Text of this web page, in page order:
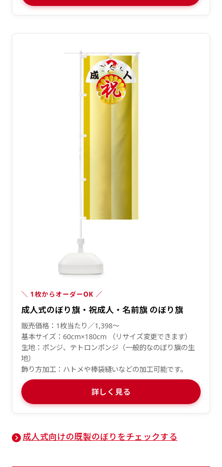
＼ 1枚からオーダーOK ／
成人式のぼり旗・祝成人・名前旗 のぼり旗
販売価格：1枚当たり／1,398〜
基本サイズ：60cm×180cm （リサイズ変更できます）
生地：ポンジ、テトロンポンジ（一般的なのぼり旗の生
地）
飾り方加工：ハトメや棒袋縫いなどの加工可能です。
詳しく見る
成人式向けの既製のぼりをチェックする